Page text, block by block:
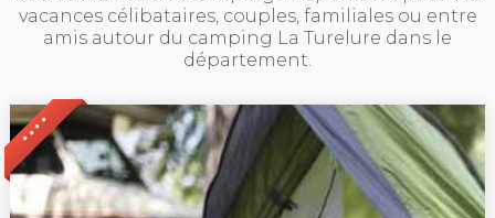
vacances célibataires, couples, familiales ou entre
amis autour du camping La Turelure dans le
département.
* * * *